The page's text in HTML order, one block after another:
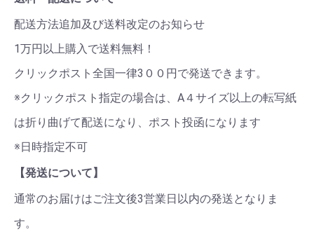
配送方法追加及び送料改定のお知らせ
1万円以上購入で送料無料！
クリックポスト全国一律3００円で発送できます。
※クリックポスト指定の場合は、A４サイズ以上の転写紙
は折り曲げて配送になり、ポスト投函になります
※日時指定不可
【発送について】
通常のお届けはご注文後3営業日以内の発送となりま
す。